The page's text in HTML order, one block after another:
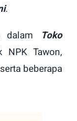
.
dalam
Toko
Tawon,
beberapa